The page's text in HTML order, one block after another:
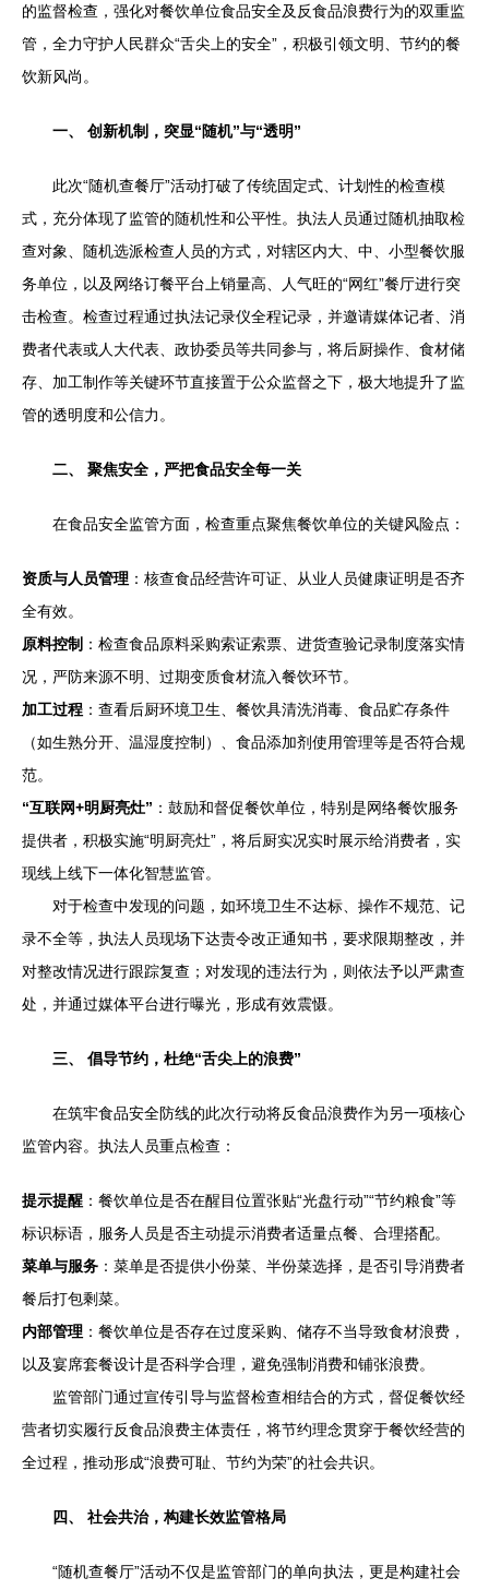
的监督检查，强化对餐饮单位食品安全及反食品浪费行为的双重监
管，全力守护人民群众“舌尖上的安全”，积极引领文明、节约的餐
饮新风尚。
一、 创新机制，突显“随机”与“透明”
此次“随机查餐厅”活动打破了传统固定式、计划性的检查模
式，充分体现了监管的随机性和公平性。执法人员通过随机抽取检
查对象、随机选派检查人员的方式，对辖区内大、中、小型餐饮服
务单位，以及网络订餐平台上销量高、人气旺的“网红”餐厅进行突
击检查。检查过程通过执法记录仪全程记录，并邀请媒体记者、消
费者代表或人大代表、政协委员等共同参与，将后厨操作、食材储
存、加工制作等关键环节直接置于公众监督之下，极大地提升了监
管的透明度和公信力。
二、 聚焦安全，严把食品安全每一关
在食品安全监管方面，检查重点聚焦餐饮单位的关键风险点：
资质与人员管理 ：核查食品经营许可证、从业人员健康证明是否齐
全有效。
原料控制 ：检查食品原料采购索证索票、进货查验记录制度落实情
况，严防来源不明、过期变质食材流入餐饮环节。
加工过程 ：查看后厨环境卫生、餐饮具清洗消毒、食品贮存条件
（如生熟分开、温湿度控制）、食品添加剂使用管理等是否符合规
范。
“互联网+明厨亮灶” ：鼓励和督促餐饮单位，特别是网络餐饮服务
提供者，积极实施“明厨亮灶”，将后厨实况实时展示给消费者，实
现线上线下一体化智慧监管。
对于检查中发现的问题，如环境卫生不达标、操作不规范、记
录不全等，执法人员现场下达责令改正通知书，要求限期整改，并
对整改情况进行跟踪复查；对发现的违法行为，则依法予以严肃查
处，并通过媒体平台进行曝光，形成有效震慑。
三、 倡导节约，杜绝“舌尖上的浪费”
在筑牢食品安全防线的此次行动将反食品浪费作为另一项核心
监管内容。执法人员重点检查：
提示提醒 ：餐饮单位是否在醒目位置张贴“光盘行动”“节约粮食”等
标识标语，服务人员是否主动提示消费者适量点餐、合理搭配。
菜单与服务 ：菜单是否提供小份菜、半份菜选择，是否引导消费者
餐后打包剩菜。
内部管理 ：餐饮单位是否存在过度采购、储存不当导致食材浪费，
以及宴席套餐设计是否科学合理，避免强制消费和铺张浪费。
监管部门通过宣传引导与监督检查相结合的方式，督促餐饮经
营者切实履行反食品浪费主体责任，将节约理念贯穿于餐饮经营的
全过程，推动形成“浪费可耻、节约为荣”的社会共识。
四、 社会共治，构建长效监管格局
“随机查餐厅”活动不仅是监管部门的单向执法，更是构建社会